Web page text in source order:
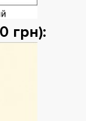
грн):